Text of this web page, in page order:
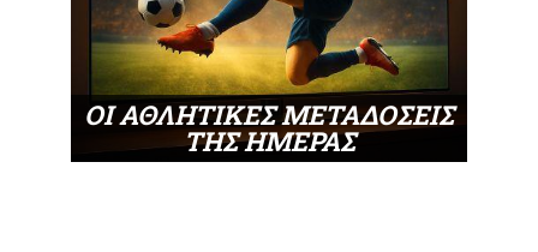
ΟΙ ΑΘΛΗΤΙΚΕΣ ΜΕΤΑΔΟΣΕΙΣ
ΤΗΣ ΗΜΕΡΑΣ